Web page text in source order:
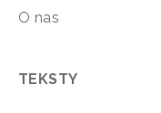
O nas
TEKSTY